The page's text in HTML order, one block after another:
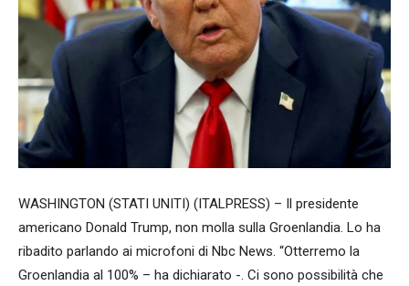
WASHINGTON (STATI UNITI) (ITALPRESS) – Il presidente
americano Donald Trump, non molla sulla Groenlandia. Lo ha
ribadito parlando ai microfoni di Nbc News. “Otterremo la
Groenlandia al 100% – ha dichiarato -. Ci sono possibilità che